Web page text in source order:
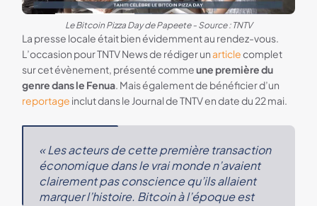
Le Bitcoin Pizza Day de Papeete - Source : TNTV
La presse locale était bien évidemment au rendez-vous.
L’occasion pour TNTV News de rédiger unarticlecomplet
sur cet évènement, présenté commeune première du
genre dans le Fenua. Mais également de bénéficier d’un
reportage inclut dans le Journal de TNTV en date du 22 mai.
« Les acteurs de cette première transaction
économique dans le vrai monde n’avaient
clairement pas conscience qu’ils allaient
marquer l’histoire. Bitcoin à l’époque est